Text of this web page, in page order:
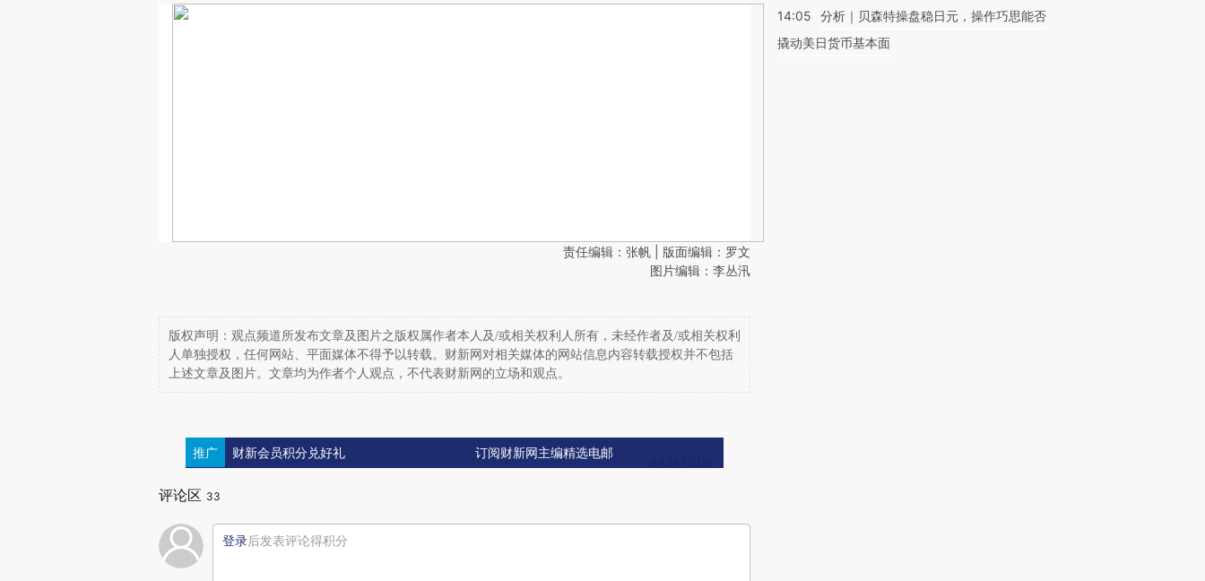
责任编辑：张帆 | 版面编辑：罗文
图片编辑：李丛汛
版权声明：观点频道所发布文章及图片之版权属作者本人及/或相关权利人所有，未经作者及/或相关权利
人单独授权，任何网站、平面媒体不得予以转载。财新网对相关媒体的网站信息内容转载授权并不包括
上述文章及图片。文章均为作者个人观点，不代表财新网的立场和观点。
推广 财新会员积分兑好礼 订阅财新网主编精选电邮
评论区 33
登录后发表评论得积分
14:05
分析｜贝森特操盘稳日元，操作巧思能否
撬动美日货币基本面